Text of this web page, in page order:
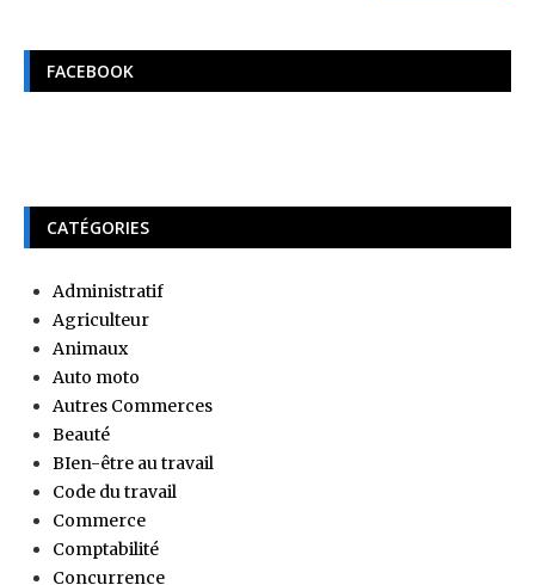
FACEBOOK
CATÉGORIES
Administratif
Agriculteur
Animaux
Auto moto
Autres Commerces
Beauté
BIen-être au travail
Code du travail
Commerce
Comptabilité
Concurrence